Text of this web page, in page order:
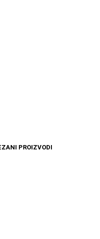
PROIZVODI